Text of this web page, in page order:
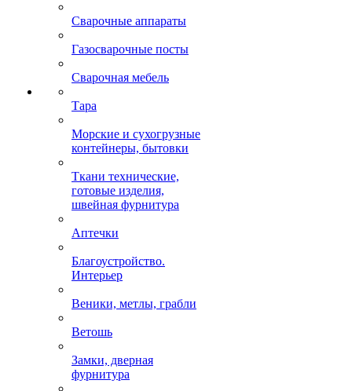
Сварочные аппараты
Газосварочные посты
Сварочная мебель
Тара
Морские и сухогрузные
контейнеры, бытовки
Ткани технические,
готовые изделия,
швейная фурнитура
Аптечки
Благоустройство.
Интерьер
Веники, метлы, грабли
Ветошь
Замки, дверная
фурнитура